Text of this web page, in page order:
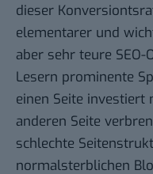
dieser
elementarer und
aber sehr teure
Lesern prominente
einen Seite investiert
anderen Seite
schlechte
normalsterblichen